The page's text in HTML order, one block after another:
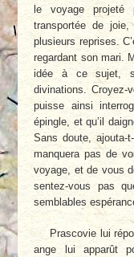
le voyage projeté
transportée de
plusieurs reprises.
regardant son mari.
idée à ce sujet,
divinations. Croyez-
puisse ainsi
épingle, et qu’il
Sans doute, ajouta-
manquera pas de
voyage, et de vous
sentez-vous pas
semblables
Prascovie lui
ange lui apparût